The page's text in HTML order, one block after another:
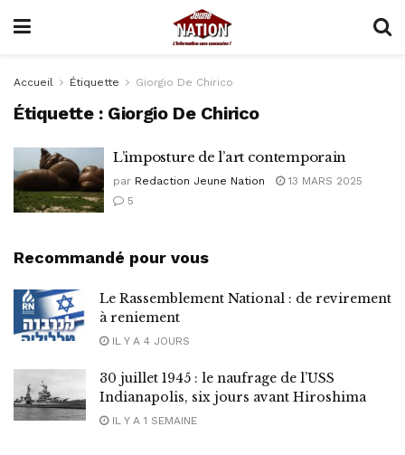
Accueil Étiquette Giorgio De Chirico
Étiquette : Giorgio De Chirico
L’imposture de l’art contemporain
par Redaction Jeune Nation
13 MARS 2025
5
Recommandé pour vous
Le Rassemblement National : de revirement
à reniement
IL Y A 4 JOURS
30 juillet 1945 : le naufrage de l’USS
Indianapolis, six jours avant Hiroshima
IL Y A 1 SEMAINE